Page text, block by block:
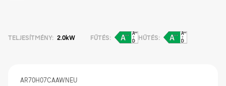
TELJESÍTMÉNY: 2.0kW FŰTÉS: HŰTÉS:
AR70H07CAAWNEU